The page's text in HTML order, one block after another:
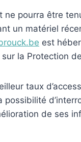
pourra être
un matériel
est
la Protection
taux
de ses